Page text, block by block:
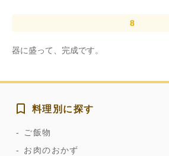
器に盛って、完成です。
料理別に探す
ご飯物
お肉のおかず